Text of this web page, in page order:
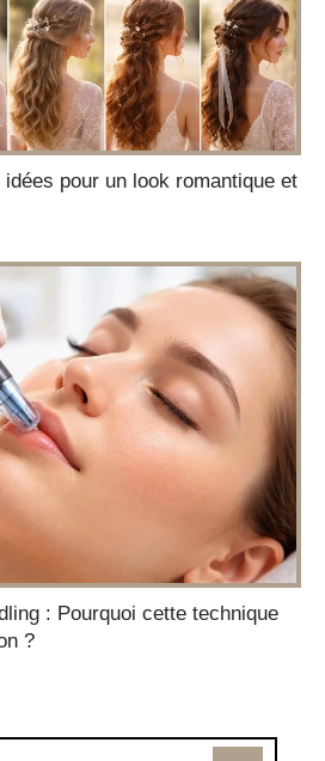
pour un look romantique et
: Pourquoi cette technique
?